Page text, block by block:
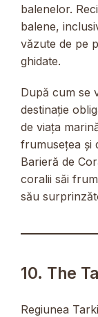
balenelor.
balene,
văzute de pe
ghidate.
După cum se
destinație
de viața
frumusețea și
Barieră de
coralii săi
său
10. The
Regiunea